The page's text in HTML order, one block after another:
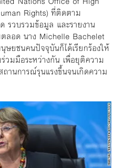
Rights) ที่ติดตาม
รวบรวมข้อมูล และรายงาน
ลอด นาง Michelle Bachelet
ษยชนคนปัจจุบันก็ได้เรียกร้องให้
วมมือระหว่างกัน เพื่อยุติความ
านการณ์รุนแรงขึ้นจนเกิดความ